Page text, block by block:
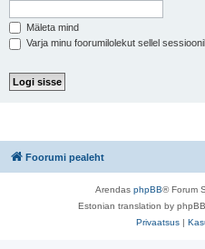
Mäleta mind
Varja minu foorumilolekut sellel sessioonil
Foorumi pealeht
Arendas phpBB® Forum
Estonian translation by
Privaatsus |